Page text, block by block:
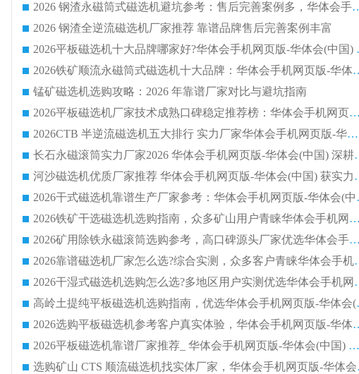
2026 钢渣永磁筒式磁选机避坑参考：售后完
2026 钢渣全逆流磁选机厂家推荐 靠谱品牌售后完善案例丰富
2026平板磁
2026铁矿顺流永磁筒式磁选机十大品
锰矿磁选机选购攻略：2026 年靠谱厂家对比与避坑指南
2026平板磁选机厂家技术成熟口碑稳定推荐榜：华体会手机网页版-华体会(中国) 厂家
2026CTB 半逆流磁选机五大排行 实力厂家华体会手机网页版-华体会(中国) 领跑行业
长石永磁滚筒实力厂
河沙磁选机优质厂
2026干式磁
2026铁矿干选磁选机选购指南，众多矿山用户青睐华体会手机网页版-华体会(中国) 源头厂家
2026矿用除铁永磁滚筒选购参考，高口碑源头厂家优选华体会手机网页版-华体会(中国)
2026靠谱磁选机厂家
2026干湿式磁选机选购
高岭土提纯
2026选购平板磁选机参考客户真实体
2026平板磁选机靠谱厂家推荐_ 华体会手机网页版-华体会(中国) 凭借良好口碑获得众多客户认可
选购矿山